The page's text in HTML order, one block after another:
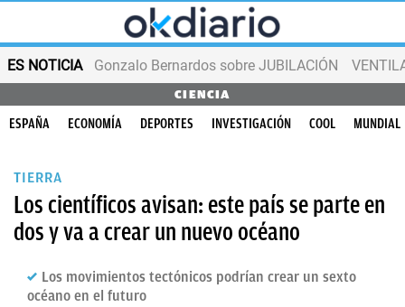
ES NOTICIA Gonzalo Bernardos sobre JUBILACIÓN
CIENCIA
ESPAÑA ECONOMÍA DEPORTES INVESTIGACIÓN COOL MUNDIAL
TIERRA
Los científicos avisan: este país se parte en
dos y va a crear un nuevo océano
Los movimientos tectónicos podrían crear un sexto
océano en el futuro